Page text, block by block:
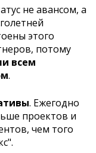
не авансом, а
этого
потому
всем
.
. Ежегодно
проектов и
чем того